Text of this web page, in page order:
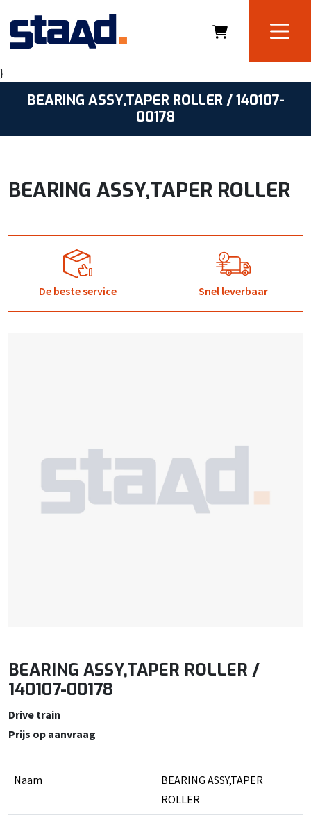
}
BEARING ASSY,TAPER ROLLER / 140107-
00178
BEARING ASSY,TAPER ROLLER
De beste service Snel leverbaar
BEARING ASSY,TAPER ROLLER /
140107-00178
Drive train
Prijs op aanvraag
Naam
BEARING ASSY,TAPER
ROLLER